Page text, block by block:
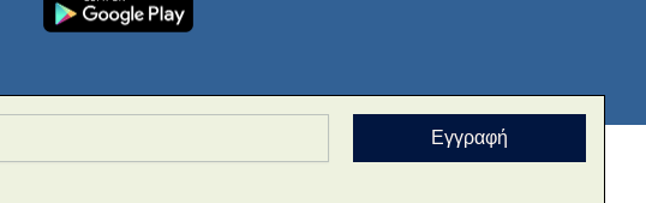
Εγγραφή